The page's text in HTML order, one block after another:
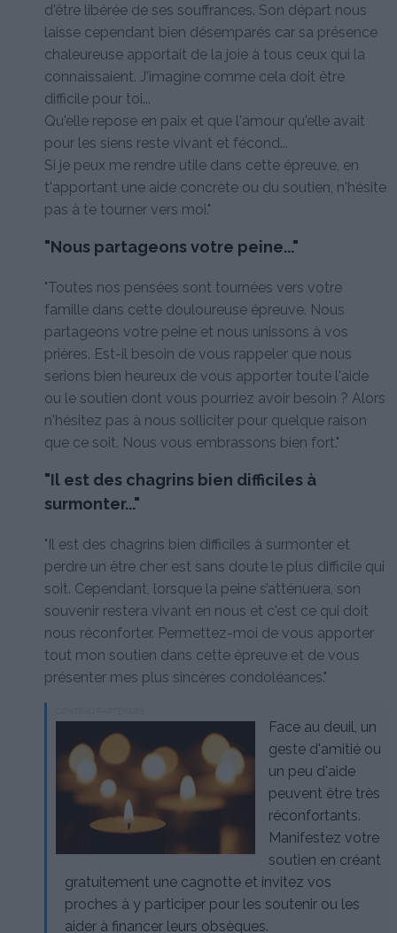
d'être libérée de ses souffrances. Son départ nous
laisse cependant bien désemparés car sa présence
chaleureuse apportait de la joie à tous ceux qui la
connaissaient. J'imagine comme cela doit être
difficile pour toi...
Qu'elle repose en paix et que l'amour qu'elle avait
pour les siens reste vivant et fécond...
Si je peux me rendre utile dans cette épreuve, en
t'apportant une aide concrète ou du soutien, n'hésite
pas à te tourner vers moi."
"Nous partageons votre peine..."
"Toutes nos pensées sont tournées vers votre
famille dans cette douloureuse épreuve. Nous
partageons votre peine et nous unissons à vos
prières. Est-il besoin de vous rappeler que nous
serions bien heureux de vous apporter toute l'aide
ou le soutien dont vous pourriez avoir besoin ? Alors
n'hésitez pas à nous solliciter pour quelque raison
que ce soit. Nous vous embrassons bien fort."
"Il est des chagrins bien difficiles à
surmonter..."
"Il est des chagrins bien difficiles à surmonter et
perdre un être cher est sans doute le plus difficile qui
soit. Cependant, lorsque la peine s’atténuera, son
souvenir restera vivant en nous et c'est ce qui doit
nous réconforter. Permettez-moi de vous apporter
tout mon soutien dans cette épreuve et de vous
présenter mes plus sincères condoléances."
Face au deuil, un
geste d'amitié ou
un peu d'aide
peuvent être très
réconfortants.
Manifestez votre
soutien en créant
gratuitement une cagnotte et invitez vos
proches à y participer pour les soutenir ou les
aider à financer leurs obsèques.